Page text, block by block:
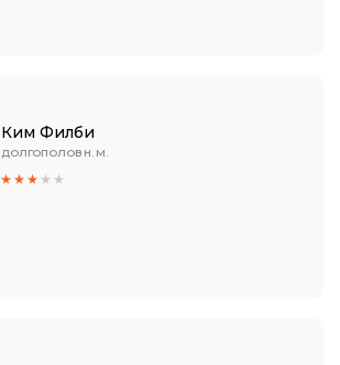
Ким Филби
ДОЛГОПОЛОВ Н. М.